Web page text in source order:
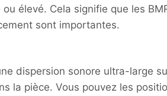
élevé. Cela signifie que les
sont importantes.
dispersion sonore ultra-large
la pièce. Vous pouvez les